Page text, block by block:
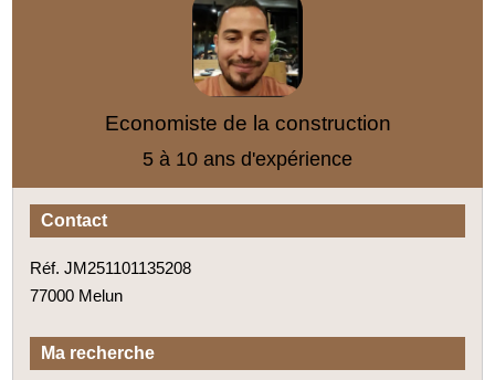
Economiste de la construction
5 à 10 ans d'expérience
Contact
Réf. JM251101135208
77000 Melun
Ma recherche